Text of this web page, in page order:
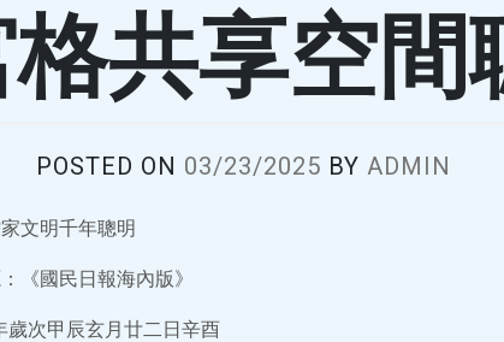
共享空間
POSTED ON 03/23/2025 BY ADMIN
文明千年聰明
《國民日報海內版》
歲次甲辰玄月廿二日辛酉